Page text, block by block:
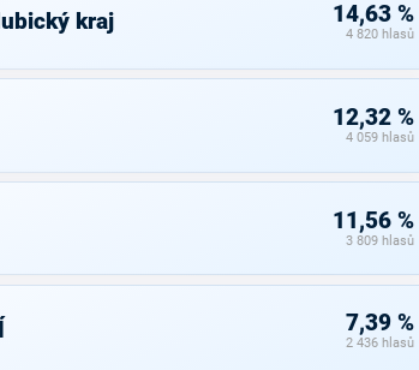
kraj 14,63 %
4 820 hlasů
12,32 %
4 059 hlasů
11,56 %
3 809 hlasů
7,39 %
2 436 hlasů